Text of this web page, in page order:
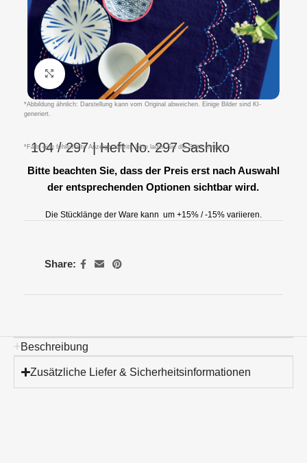
Klicken um zu vergrößern
*Abbildung ähnlich: Darstellung kann vom Original abweichen. Einige Bilder sind KI-
generiert.
104 / 297 | Heft No. 297 Sashiko
*Falls eine fehlerhafte Anzeige auftritt, bitte laden Sie die Seite erneut.
Bitte beachten Sie, dass der Preis erst nach Auswahl
der entsprechenden Optionen sichtbar wird.
Die Stücklänge der Ware kann um +15% / -15% variieren.
Share:
Beschreibung
Zusätzliche Liefer & Sicherheitsinformationen